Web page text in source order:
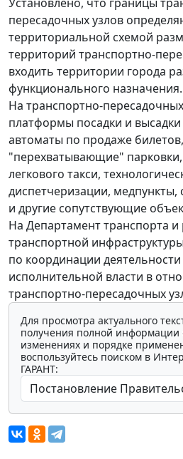
пересадочных узлов
территориальной схемой
территорий транспортно-
входить территории города
функционального назначения.
На транспортно-
платформы посадки и
автоматы по продаже
"перехватывающие"
легкового такси,
диспетчеризации, медпункты,
и другие сопутствующие
На Департамент транспорта
транспортной
по координации
исполнительной власти в
транспортно-пересадочных
Для просмотра актуального
получения полной информации
изменениях и порядке
воспользуйтесь поиском в
ГАРАНТ: